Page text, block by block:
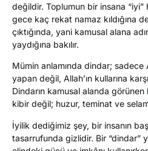
değildir. Toplumun bir insana
gece kaç rekat namaz kıldığına
çıktığında, yani kamusal alana
yaydığına bakılır.
Mümin anlamında dindar; sadece
yapan değil, Allah’ın kullarına
Dindarın kamusal alanda
kibir değil; huzur, teminat ve
İyilik dediğimiz şey, bir insanın
tasarrufunda gizlidir. Bir “dindar”